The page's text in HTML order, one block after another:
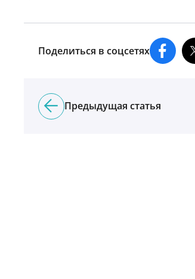
Поделиться в соцсетях
Предыдущая статья